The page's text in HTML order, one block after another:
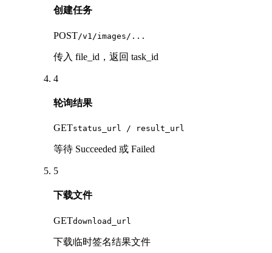
创建任务
POST/v1/images/...
传入 file_id，返回 task_id
4
轮询结果
GETstatus_url / result_url
等待 Succeeded 或 Failed
5
下载文件
GETdownload_url
下载临时签名结果文件